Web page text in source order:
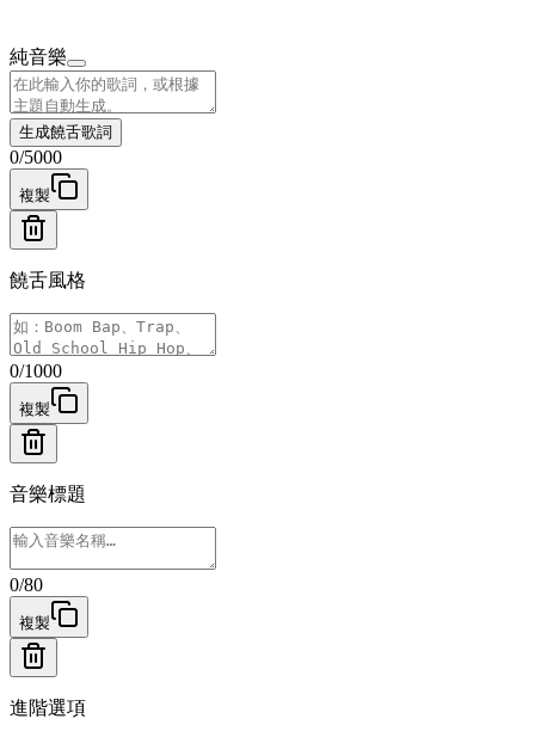
純音樂
生成饒舌歌詞
0/5000
複製
饒舌風格
0/1000
複製
音樂標題
0/80
複製
進階選項